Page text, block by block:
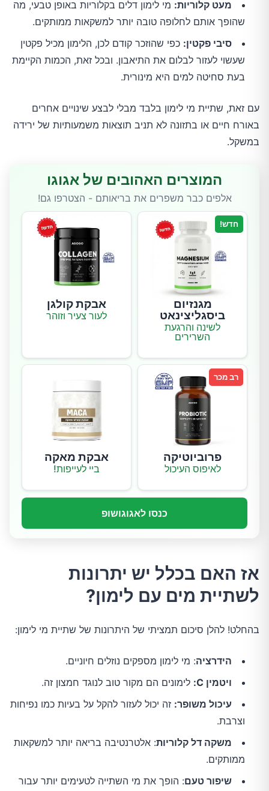
מעט קלוריות: מי לימון דלים בקלוריות באופן טבעי, מה
שהופך אותם לחלופה טובה יותר למשקאות ממותקים.
סיבי פקטין: כפי שהוזכר קודם לכן, הלימון מכיל פקטין
שעשוי לעזור לבלום את התיאבון. ובכל זאת, הכמות הקיימת
בעת סחיטה למים היא מינורית.
עם זאת, שתיית מי לימון בלבד מבלי לבצע שינויים אחרים
באורח חיים או בתזונה לא תניב תוצאות משמעותיות של ירידה
במשקל.
המוצרים האהובים של אגוגו
אלפים כבר משפרים את בריאותם - הצטרפו גם!
חדש!
מגנזיום
ביסגליצינאט
לשינה והרגעת
השרירים
אבקת קולגן
לעור צעיר וזוהר
רב מכר
פרוביוטיקה
לאיפוס העיכול
אבקת מאקה
ביי לעייפות!
כנסו לאגוגושופ
אז האם בכלל יש יתרונות
לשתיית מים עם לימון?
בהחלט! להלן סיכום תמציתי של היתרונות של שתיית מי לימון:
הידרציה: מי לימון מספקים נוזלים חיוניים.
ויטמין C:
לימונים הם מקור טוב לנוגד חמצון זה.
עיכול משופר: זה יכול לעזור להקל על בעיות כמו נפיחות
וצרבת.
משקה דל קלוריות: אלטרנטיבה בריאה יותר למשקאות
ממותקים.
שיפור טעם: הופך את מי השתייה לטעימים יותר עבור